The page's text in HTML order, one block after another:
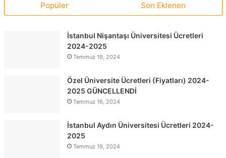
Popüler Son Eklenen
İstanbul Nişantaşı Üniversitesi Ücretleri
2024-2025
Temmuz 19, 2024
Özel Üniversite Ücretleri (Fiyatları) 2024-
2025 GÜNCELLENDİ
Temmuz 16, 2024
İstanbul Aydın Üniversitesi Ücretleri 2024-
2025
Temmuz 19, 2024